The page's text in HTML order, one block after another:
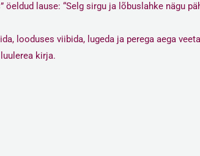
lause: “Selg sirgu ja lõbuslahke nägu
looduses viibida, lugeda ja perega aega
kirja.